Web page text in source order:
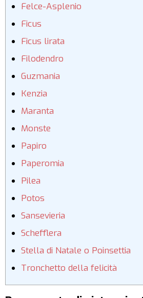
Felce-Asplenio
Ficus
Ficus lirata
Filodendro
Guzmania
Kenzia
Maranta
Monste
Papiro
Paperomia
Pilea
Potos
Sansevieria
Schefflera
Stella di Natale o Poinsettia
Tronchetto della felicità